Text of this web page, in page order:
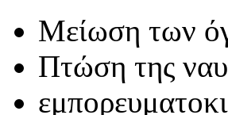
Μείωση των
Πτώση της